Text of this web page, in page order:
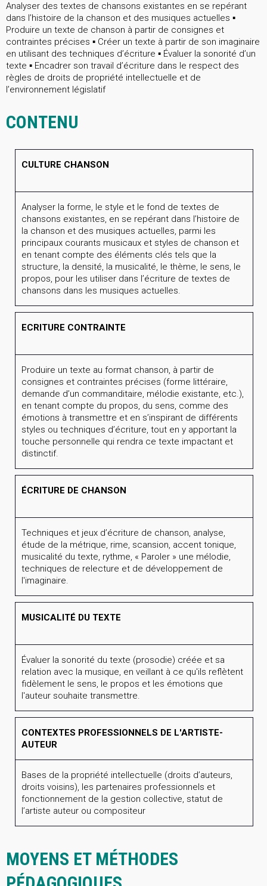
Analyser des textes de chansons existantes en se repérant
dans l’histoire de la chanson et des musiques actuelles ▪
Produire un texte de chanson à partir de consignes et
contraintes précises ▪ Créer un texte à partir de son imaginaire
en utilisant des techniques d’écriture ▪ Évaluer la sonorité d’un
texte ▪ Encadrer son travail d’écriture dans le respect des
règles de droits de propriété intellectuelle et de
l’environnement législatif
CONTENU
CULTURE CHANSON
Analyser la forme, le style et le fond de textes de
chansons existantes, en se repérant dans l’histoire de
la chanson et des musiques actuelles, parmi les
principaux courants musicaux et styles de chanson et
en tenant compte des éléments clés tels que la
structure, la densité, la musicalité, le thème, le sens, le
propos, pour les utiliser dans l’écriture de textes de
chansons dans les musiques actuelles.
ECRITURE CONTRAINTE
Produire un texte au format chanson, à partir de
consignes et contraintes précises (forme littéraire,
demande d’un commanditaire, mélodie existante, etc.),
en tenant compte du propos, du sens, comme des
émotions à transmettre et en s’inspirant de différents
styles ou techniques d’écriture, tout en y apportant la
touche personnelle qui rendra ce texte impactant et
distinctif.
ÉCRITURE DE CHANSON
Techniques et jeux d’écriture de chanson, analyse,
étude de la métrique, rime, scansion, accent tonique,
musicalité du texte, rythme, « Paroler » une mélodie,
techniques de relecture et de développement de
l'imaginaire.
MUSICALITÉ DU TEXTE
Évaluer la sonorité du texte (prosodie) créée et sa
relation avec la musique, en veillant à ce qu'ils reflètent
fidèlement le sens, le propos et les émotions que
l'auteur souhaite transmettre.
CONTEXTES PROFESSIONNELS DE L'ARTISTE-
AUTEUR
Bases de la propriété intellectuelle (droits d’auteurs,
droits voisins), les partenaires professionnels et
fonctionnement de la gestion collective, statut de
l’artiste auteur ou compositeur
MOYENS ET MÉTHODES